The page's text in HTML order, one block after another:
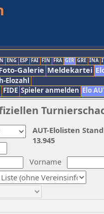
ENG ESP FAI FIN FRA GER GRE INA
Galerie Meldekartei
Elozahl
FIDE Spieler anmelden Elo
Vorname
AUT-Elolisten
13.945